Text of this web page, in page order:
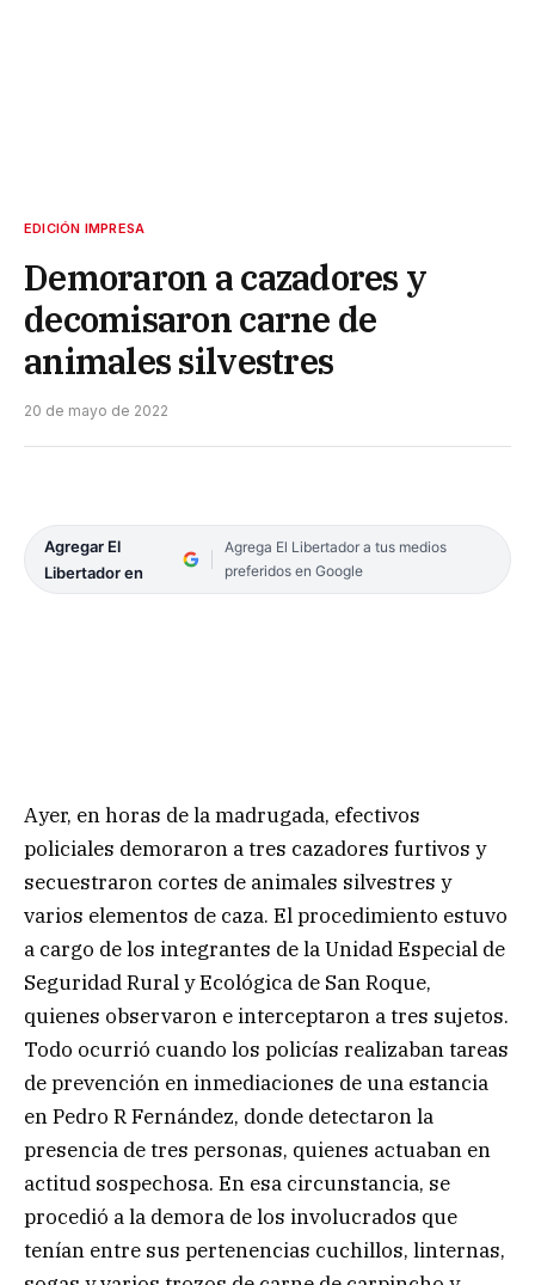
EDICIÓN IMPRESA
Demoraron a cazadores y
decomisaron carne de
animales silvestres
20 de mayo de 2022
Agregar El
Libertador en
Agrega El Libertador a tus medios
preferidos en Google
Ayer, en horas de la madrugada, efectivos
policiales demoraron a tres cazadores furtivos y
secuestraron cortes de animales silvestres y
varios elementos de caza. El procedimiento estuvo
a cargo de los integrantes de la Unidad Especial de
Seguridad Rural y Ecológica de San Roque,
quienes observaron e interceptaron a tres sujetos.
Todo ocurrió cuando los policías realizaban tareas
de prevención en inmediaciones de una estancia
en Pedro R Fernández, donde detectaron la
presencia de tres personas, quienes actuaban en
actitud sospechosa. En esa circunstancia, se
procedió a la demora de los involucrados que
tenían entre sus pertenencias cuchillos, linternas,